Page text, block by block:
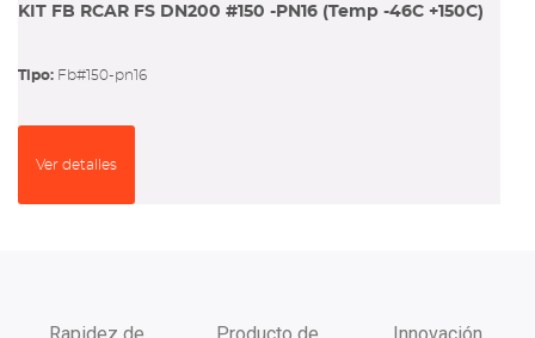
KIT FB RCAR FS DN200 #150 -PN16 (Temp -46C +150C)
Tipo: fb#150-pn16
Ver detalles